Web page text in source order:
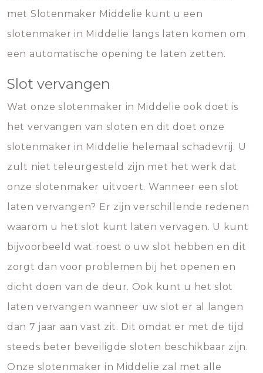
met Slotenmaker Middelie kunt u een
slotenmaker in Middelie langs laten komen om
een automatische opening te laten zetten.
Slot vervangen
Wat onze slotenmaker in Middelie ook doet is
het vervangen van sloten en dit doet onze
slotenmaker in Middelie helemaal schadevrij. U
zult niet teleurgesteld zijn met het werk dat
onze slotenmaker uitvoert. Wanneer een slot
laten vervangen? Er zijn verschillende redenen
waarom u het slot kunt laten vervagen. U kunt
bijvoorbeeld wat roest o uw slot hebben en dit
zorgt dan voor problemen bij het openen en
dicht doen van de deur. Ook kunt u het slot
laten vervangen wanneer uw slot er al langen
dan 7 jaar aan vast zit. Dit omdat er met de tijd
steeds beter beveiligde sloten beschikbaar zijn.
Onze slotenmaker in Middelie zal met alle